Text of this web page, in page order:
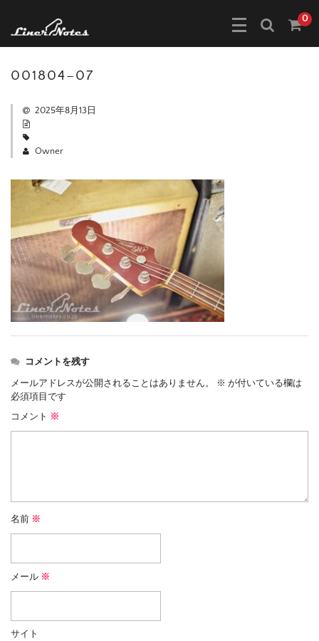
0
001804–07
2025年8月13日
Owner
コメントを残す
メールアドレスが公開されることはありません。 ※ が付いている欄は
必須項目です
コメント ※
名前 ※
メール ※
サイト